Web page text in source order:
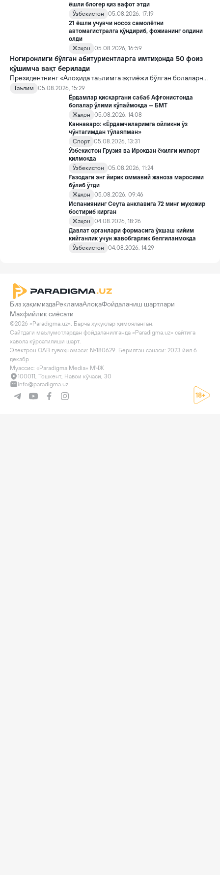
ёшли блогер қиз вафот этди
Ўзбекистон
05.08.2026, 17:19
21 ёшли учувчи носоз самолётни
автомагистралга қўндириб, фожианинг олдини
олди
Жаҳон
05.08.2026, 16:59
Ногиронлиги бўлган абитуриентларга имтиҳонда 50 фоиз
қўшимча вақт берилади
Президентнинг «Алоҳида таълимга эҳтиёжи бўлган болаларни
таълим ва ижтимоий хизматлар билан қамраб олиш тизимини
такомиллаштириш бўйича қўшимча чора-тадбирлар
тўғрисида»ги қарори билан инклюзив таълим соҳасида қатор
янги механизмлар жорий этилади.
Таълим
05.08.2026, 15:29
Ёрдамлар қисқаргани сабаб Афғонистонда
болалар ўлими кўпаймоқда — БМТ
Жаҳон
05.08.2026, 14:08
Каннаваро: «Ёрдамчиларимга ойликни ўз
чўнтагимдан тўлаяпман»
Спорт 05.08.2026, 13:31
Ўзбекистон Грузия ва Ироқдан ёқилғи импорт
қилмоқда
Ўзбекистон
05.08.2026, 11:24
Ғазодаги энг йирик оммавий жаноза маросими
бўлиб ўтди
Жаҳон
05.08.2026, 09:46
Испаниянинг Сеута анклавига 72 минг муҳожир
бостириб кирган
Жаҳон
04.08.2026, 18:26
Давлат органлари формасига ўхшаш кийим
кийганлик учун жавобгарлик белгиланмоқда
Ўзбекистон
04.08.2026, 14:29
Биз ҳақимиздаРекламаАлоқаФойдаланиш шартлари
Махфийлик сиёсати
©2026 «Paradigma.uz». Барча ҳуқуқлар ҳимояланган.
Сайтдаги маълумотлардан фойдаланилганда «Paradigma.uz» сайтига
хавола кўрсатилиши шарт.
Электрон ОАВ гувоҳномаси: №180629. Берилган санаси: 2023 йил 6
декабр
Муассис: «Paradigma Media» МЧЖ
100011, Тошкент, Навои кўчаси, 30
info@paradigma.uz